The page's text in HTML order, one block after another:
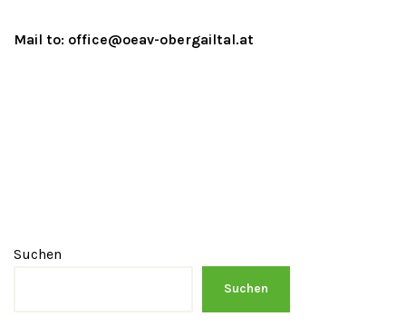
Mail to: office@oeav-obergailtal.at
Suchen
Suchen